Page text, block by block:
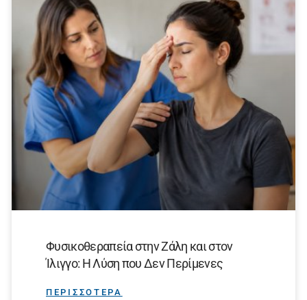
Φυσικοθεραπεία στην Ζάλη και στον
Ίλιγγο: Η Λύση που Δεν Περίμενες
ΠΕΡΙΣΣΟΤΕΡΑ